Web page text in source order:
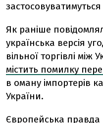
Як раніше
українська версія
вільної торгівлі
містить помилку
в оману імпортерів
України.
Європейська правда